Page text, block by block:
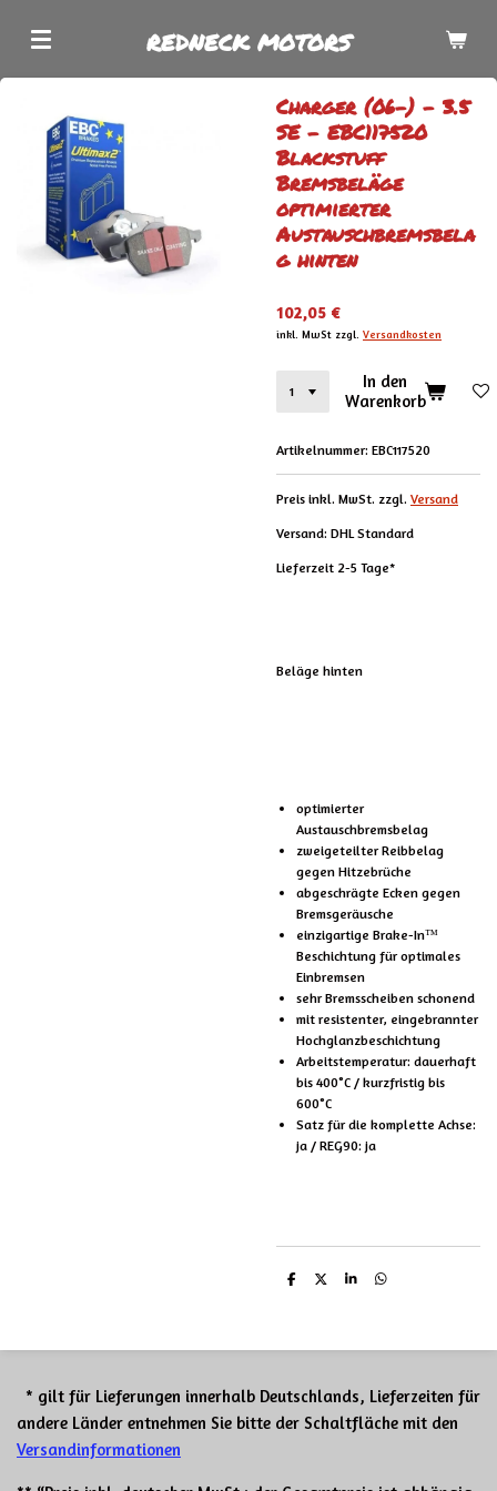
Hauptinhalt
REDNECK MOTORS
Charger (06-) - 3.5
SE - EBC117520
Blackstuff
Bremsbeläge
optimierter
Austauschbremsbela
g hinten
102,05 €
inkl. MwSt zzgl. Versandkosten
In den
Warenkorb
Artikelnummer: EBC117520
Preis inkl. MwSt. zzgl. Versand
Versand: DHL Standard
Lieferzeit 2-5 Tage*
Beläge hinten
optimierter
Austauschbremsbelag
zweigeteilter Reibbelag
gegen Hitzebrüche
abgeschrägte Ecken gegen
Bremsgeräusche
einzigartige Brake-In™
Beschichtung für optimales
Einbremsen
sehr Bremsscheiben schonend
mit resistenter, eingebrannter
Hochglanzbeschichtung
Arbeitstemperatur: dauerhaft
bis 400°C / kurzfristig bis
600°C
Satz für die komplette Achse:
ja / REG90: ja
T
n
T
n
T
n
T
n
* gilt für Lieferungen innerhalb Deutschlands, Lieferzeiten für
andere Länder entnehmen Sie bitte der Schaltfläche mit den
Versandinformationen